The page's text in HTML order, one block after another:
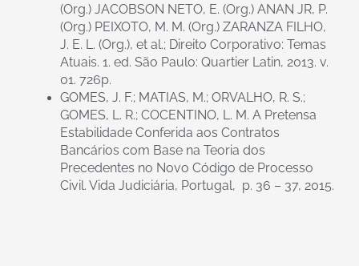
(Org.) JACOBSON NETO, E. (Org.) ANAN JR, P.
(Org.) PEIXOTO, M. M. (Org.) ZARANZA FILHO,
J. E. L. (Org.), et al.; Direito Corporativo: Temas
Atuais. 1. ed. São Paulo: Quartier Latin, 2013. v.
01. 726p.
GOMES, J. F.; MATIAS, M.; ORVALHO, R. S.;
GOMES, L. R.; COCENTINO, L. M. A Pretensa
Estabilidade Conferida aos Contratos
Bancários com Base na Teoria dos
Precedentes no Novo Código de Processo
Civil. Vida Judiciária, Portugal, p. 36 – 37, 2015.